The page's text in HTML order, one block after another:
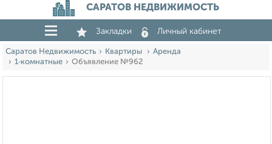
САРАТОВ НЕДВИЖИМОСТЬ
Закладки Личный кабинет
Саратов Недвижимость Квартиры
Аренда
1‑комнатные
Объявление №962